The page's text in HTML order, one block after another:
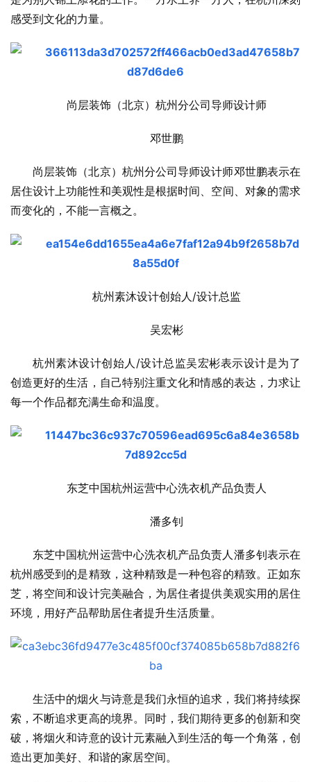
感受到文化的力量。
尚层装饰（北京）杭州分公司导师设计师
邓世鹏
尚层装饰（北京）杭州分公司导师设计师邓世鹏表示在
居住设计上功能性和美观性是根据时间、空间、对象的需求
而变化的，不能一言概之。
杭州素沐设计创始人/设计总监
吴宏彬
杭州素沐设计创始人/设计总监吴宏彬表示设计是为了
创造更好的生活，自己特别注重文化和情感的表达，力求让
每一个作品都充满生命和温度。
东芝中国杭州运营中心洗衣机产品负责人
潘多钊
东芝中国杭州运营中心洗衣机产品负责人潘多钊表示在
杭州感受到的是精致，这种精致是一种包容的精致。正如东
芝，将空间和设计完美融合，为居住者提供美观实用的居住
环境，用好产品帮助居住者提升生活质量。
生活中的烟火与诗意是我们永恒的追求，我们将持续探
索，不断追求更高的境界。同时，我们期待更多的创新和突
破，将烟火和诗意的设计元素融入到生活的每一个角落，创
造出更加美好、和谐的家居空间。